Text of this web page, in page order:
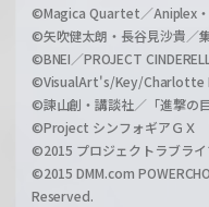
©Magica Quartet／Aniplex
©矢吹健太朗・長谷見沙貴／
©BNEI／PROJECT
©VisualArt's/Key/Charlotte
©諫山創・講談社／「進撃の
©Project シンフォギアＧＸ
©2015 プロジェクトラブライ
©2015 DMM.com
Reserved.